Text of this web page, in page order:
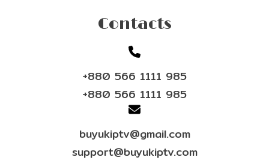
Contacts
+880 566 1111 985
+880 566 1111 985
buyukiptv@gmail.com
support@buyukiptv.com